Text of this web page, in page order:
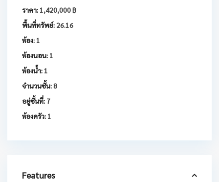
ราคา: 1,420,000 ฿
พื้นที่ทรัพย์: 26.16
ห้อง: 1
ห้องนอน: 1
ห้องน้ำ: 1
จำนวนชั้น:8
อยู่ชั้นที่: 7
ห้องครัว: 1
Features